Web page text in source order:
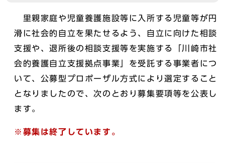
里親家庭や児童養護施設等に入所する児童等が円
滑に社会的自立を果たせるよう、自立に向けた相談
支援や、退所後の相談支援等を実施する「川崎市社
会的養護自立支援拠点事業」を受託する事業者につ
いて、公募型プロポーザル方式により選定すること
となりましたので、次のとおり募集要項等を公表し
ます。
※募集は終了しています。